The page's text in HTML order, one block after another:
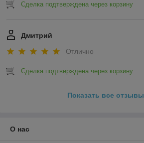
Сделка подтверждена через корзину
Дмитрий
Отлично
Сделка подтверждена через корзину
Показать все отзывы
О нас